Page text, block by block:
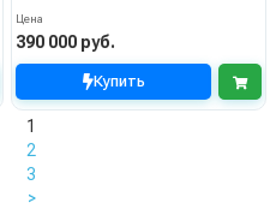
Цена
390 000 руб.
Купить
1
2
3
>